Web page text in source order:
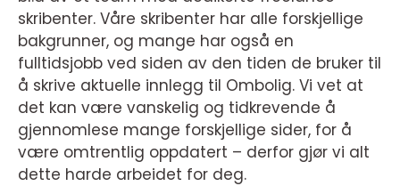
skribenter. Våre skribenter har alle forskjellige
bakgrunner, og mange har også en
fulltidsjobb ved siden av den tiden de bruker til
å skrive aktuelle innlegg til Ombolig. Vi vet at
det kan være vanskelig og tidkrevende å
gjennomlese mange forskjellige sider, for å
være omtrentlig oppdatert – derfor gjør vi alt
dette harde arbeidet for deg.